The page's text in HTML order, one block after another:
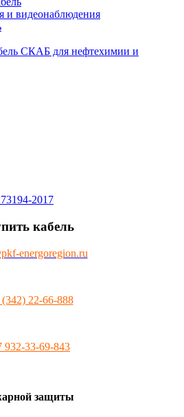
и видеонаблюдения
СКАБ для нефтехимии и
2017
кабель
energoregion.ru
22-66-888
932-33-69-843
защиты